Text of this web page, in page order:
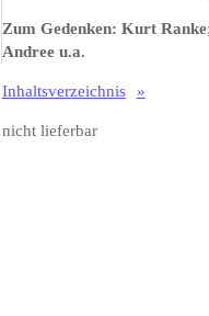
Zum Gedenken: Kurt
Andree u.a.
Inhaltsverzeichnis
nicht lieferbar